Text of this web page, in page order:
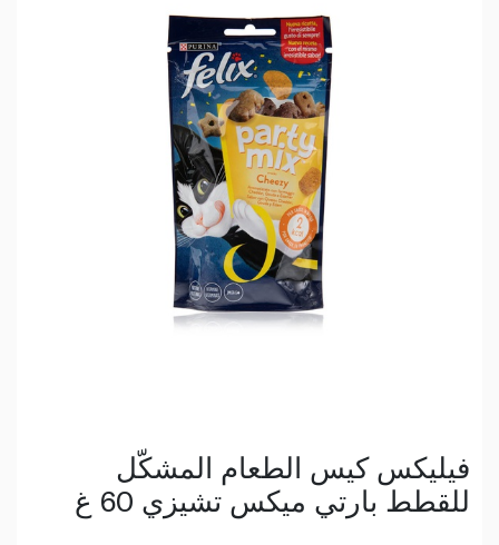
فيليكس كيس الطعام المشكّل
للقطط بارتي ميكس تشيزي 60 غ